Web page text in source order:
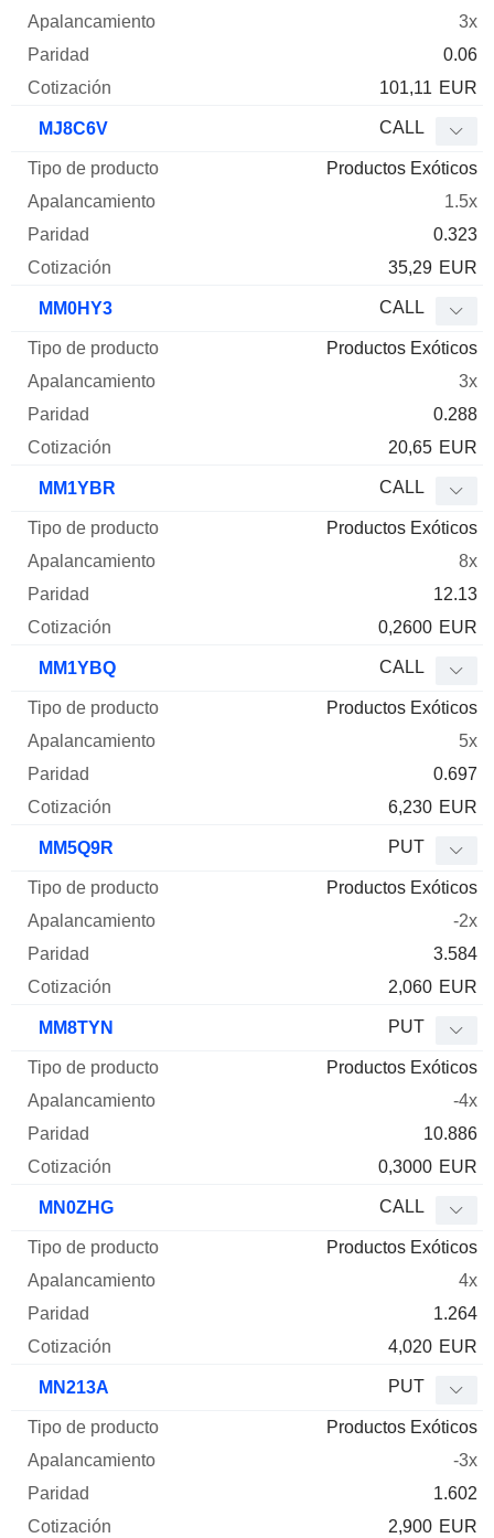
3x
0.06
101,11 EUR
MJ8C6V CALL
Productos Exóticos
1.5x
0.323
35,29 EUR
MM0HY3 CALL
Productos Exóticos
3x
0.288
20,65 EUR
MM1YBR CALL
Productos Exóticos
8x
12.13
0,2600 EUR
MM1YBQ CALL
Productos Exóticos
5x
0.697
6,230 EUR
MM5Q9R PUT
Productos Exóticos
-2x
3.584
2,060 EUR
MM8TYN PUT
Productos Exóticos
-4x
10.886
0,3000 EUR
MN0ZHG CALL
Productos Exóticos
4x
1.264
4,020 EUR
MN213A PUT
Productos Exóticos
-3x
1.602
2,900 EUR